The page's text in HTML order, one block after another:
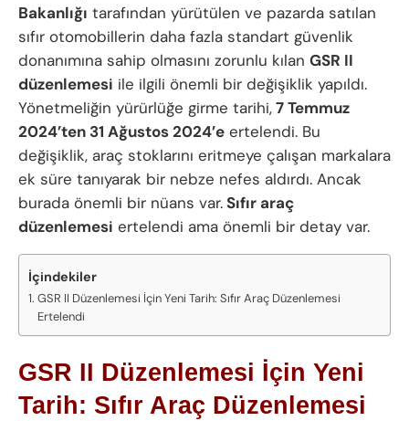
Bakanlığı tarafından yürütülen ve pazarda satılan
sıfır otomobillerin daha fazla standart güvenlik
donanımına sahip olmasını zorunlu kılan GSR II
düzenlemesi ile ilgili önemli bir değişiklik yapıldı.
Yönetmeliğin yürürlüğe girme tarihi,7 Temmuz
2024’ten 31 Ağustos 2024’e ertelendi. Bu
değişiklik, araç stoklarını eritmeye çalışan markalara
ek süre tanıyarak bir nebze nefes aldırdı. Ancak
burada önemli bir nüans var.Sıfır araç
düzenlemesi ertelendi ama önemli bir detay var.
İçindekiler
GSR II Düzenlemesi İçin Yeni Tarih: Sıfır Araç Düzenlemesi
Ertelendi
GSR II Düzenlemesi İçin Yeni
Tarih: Sıfır Araç Düzenlemesi